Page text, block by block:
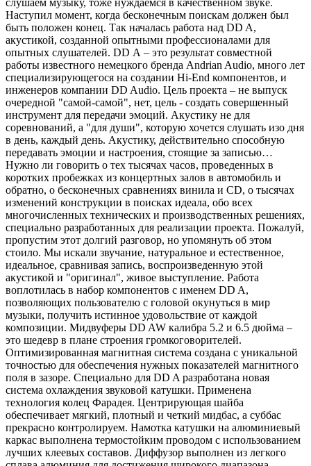
Наступил момент, когда бесконечным поискам должен был
быть положен конец. Так началась работа над DD A,
акустикой, созданной опытными профессионалами для
опытных слушателей. DD А – это результат совместной
работы известного немецкого бренда Andrian Audio, много лет
специализирующегося на создании Hi-End компонентов, и
инженеров компании DD Audio. Цель проекта – не выпуск
очередной "самой-самой", нет, цель - создать совершенный
инструмент для передачи эмоций. Акустику не для
соревнований, а "для души", которую хочется слушать изо дня
в день, каждый день. Акустику, действительно способную
передавать эмоции и настроения, стоящие за записью…
Нужно ли говорить о тех тысячах часов, проведенных в
коротких пробежках из концертных залов в автомобиль и
обратно, о бесконечных сравнениях винила и CD, о тысячах
изменений конструкции в поисках идеала, обо всех
многочисленных технических и производственных решениях,
специально разработанных для реализации проекта. Пожалуй,
пропустим этот долгий разговор, но упомянуть об этом
стоило. Мы искали звучание, натуральное и естественное,
идеальное, сравнивая запись, воспроизведенную этой
акустикой и "оригинал", живое выступление. Работа
воплотилась в набор компонентов с именем DD A,
позволяющих пользователю с головой окунуться в мир
музыки, получить истинное удовольствие от каждой
композиции. Мидвуферы DD AW калибра 5.2 и 6.5 дюйма –
это шедевр в плане строения громкоговорителей.
Оптимизированная магнитная система создана с уникальной
точностью для обеспечения нужных показателей магнитного
поля в зазоре. Специально для DD A разработана новая
система охлаждения звуковой катушки. Применена
технология колец Фарадея. Центрирующая шайба
обеспечивает мягкий, плотный и четкий мидбас, а суббас
прекрасно контролируем. Намотка катушки на алюминиевый
каркас выполнена термостойким проводом с использованием
лучших клеевых составов. Диффузор выполнен из легкого